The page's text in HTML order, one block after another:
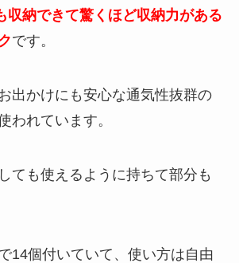
収納できて驚くほど収納力がある
です。
出かけにも安心な通気性抜群の
われています。
ても使えるように持ちて部分も
14個付いていて、使い方は自由